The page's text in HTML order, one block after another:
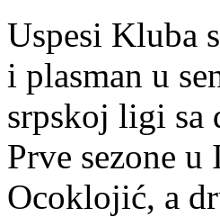
Uspesi Kluba
i plasman u
srpskoj ligi sa
Prve sezone
Ocoklojić, a